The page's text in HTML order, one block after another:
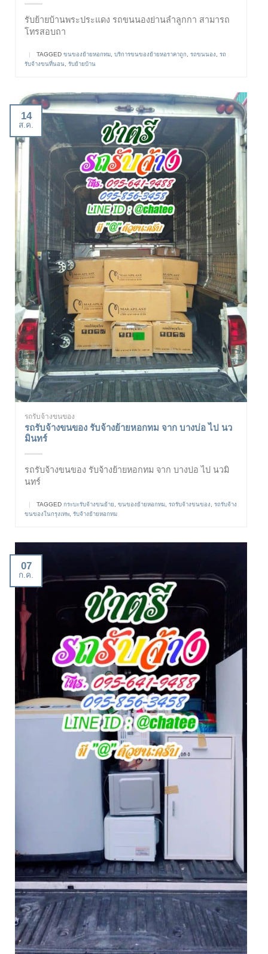
รับย้ายบ้านพระประแดง รถขนนองย่านลำลูกกา สามารถ
โทรสอบถา
| TAGGED ขนของย้ายหอกทม บริการขนของย้ายหอราคาถูก รถขนนอง
รถ
รับจ้างขนที่นอน รับย้ายบ้าน
14
ส.ค.
รถรับจ้างขนของ
รถรับจ้างขนของ รับจ้างย้ายหอกทม จาก บางบ่อ ไป นว
มินทร์
รถรับจ้างขนของ รับจ้างย้ายหอกทม จาก บางบ่อ ไป นวมิ
นทร์
| TAGGED กระบะรับจ้างขนย้าย ขนของย้ายหอกทม รถรับจ้างขนของ
รถรับจ้าง
ขนของในกรุงเทพ รับจ้างย้ายหอกทม
07
ก.ค.